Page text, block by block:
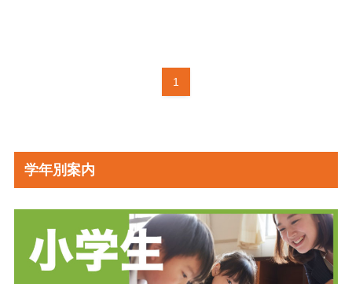
1
学年別案内